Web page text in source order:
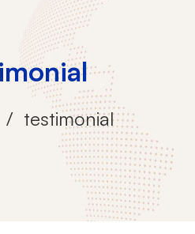
testimonial